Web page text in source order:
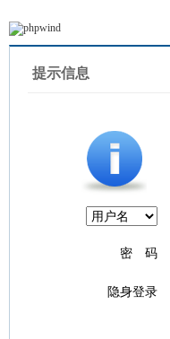
提示信息
密 码
隐身登录